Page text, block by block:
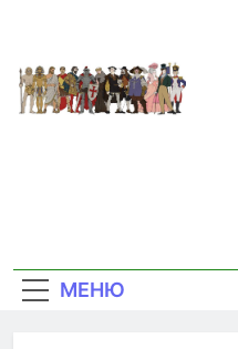
содержимому
МЕНЮ